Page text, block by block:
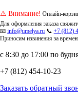
⚠️ Внимание! Онлайн-
Для оформления заказа
📧 info@umelya.ru 📞 +7 (812)
Приносим извинения за
с 8:30 до 17:00 по
+7 (812) 454-10-23
Заказать обратный